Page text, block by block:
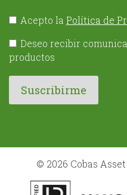
Acepto la Política de
Deseo recibir
productos
© 2026 Cobas